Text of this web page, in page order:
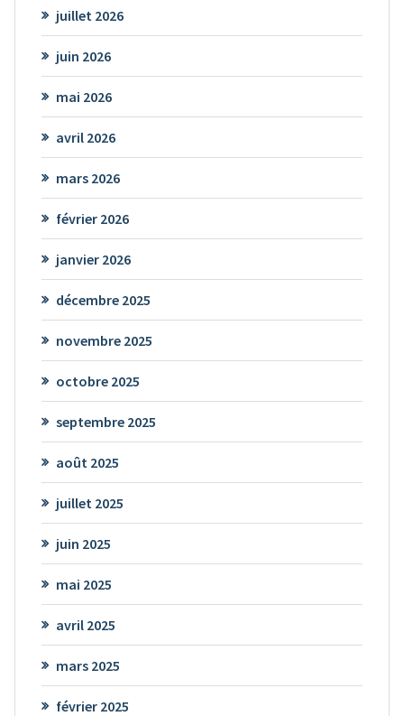
juillet 2026
juin 2026
mai 2026
avril 2026
mars 2026
février 2026
janvier 2026
décembre 2025
novembre 2025
octobre 2025
septembre 2025
août 2025
juillet 2025
juin 2025
mai 2025
avril 2025
mars 2025
février 2025